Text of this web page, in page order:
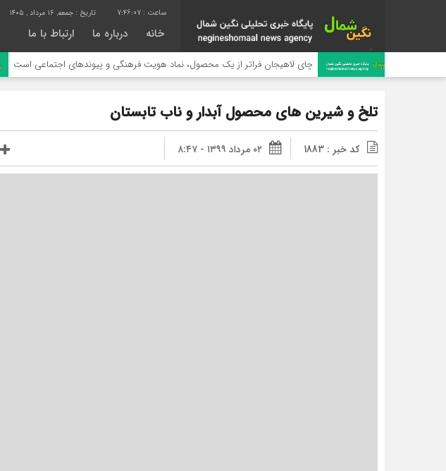
7:46:08 تاریخ : جمعه, ۱۶ مرداد , ۱۴۰۵
خانه درباره ما ارتباط با ما
چای لاهیجان فراتر از یک محصول، نماد هویت فرهنگی و پیوندهای اجتماعی است
تلخ و شیرین های محصول آبدار و ناب تابستان
کد خبر : 1883 ۰۲ مرداد ۱۳۹۹ - ۸:۴۷